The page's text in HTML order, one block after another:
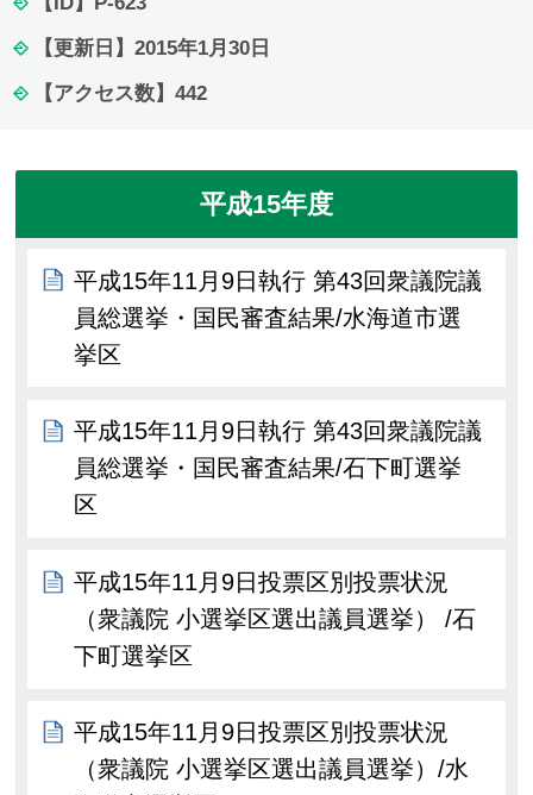
【更新日】 2015年1月30日
【アクセス数】 442
平成15年度
平成15年11月9日執行 第43回衆議院議
員総選挙・国民審査結果/水海道市選
挙区
平成15年11月9日執行 第43回衆議院議
員総選挙・国民審査結果/石下町選挙
区
平成15年11月9日投票区別投票状況
（衆議院 小選挙区選出議員選挙） /石
下町選挙区
平成15年11月9日投票区別投票状況
（衆議院 小選挙区選出議員選挙）/水